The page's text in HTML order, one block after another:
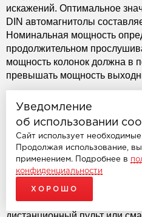
искажений. Оптимальное
DIN автомагнитолы
Номинальная мощность
продолжительном
мощность колонок должна в
превышать мощность
автомобильных парковках,
DIN магнитола со съемной
моделей из автомобиля
причинам. Премиальные
купить в машину в нашем
выдвижные, встроенные,
Водитель, пассажиры могут
прибавлять или убавлять
Уведомление
об использовании
Сайт использует
Продолжая использование,
применением. Подробнее в
конфиденциальности
ХОРОШО